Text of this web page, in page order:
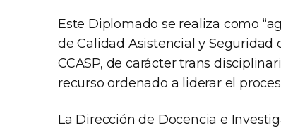
Este Diplomado se realiza como
de Calidad Asistencial y Seguridad
CCASP, de carácter trans
recurso ordenado a liderar el
La Dirección de Docencia e